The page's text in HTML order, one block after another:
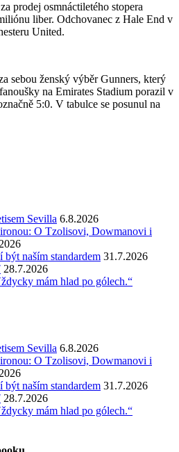
prodej osmnáctiletého stopera
liber. Odchovanec z Hale End v
United.
sebou ženský výběr Gunners, který
na Emirates Stadium porazil v
5:0. V tabulce se posunul na
Sevilla 6.8.2026
O Tzolisovi, Dowmanovi i
být naším standardem 31.7.2026
28.7.2026
mám hlad po gólech.“
Sevilla 6.8.2026
O Tzolisovi, Dowmanovi i
být naším standardem 31.7.2026
28.7.2026
mám hlad po gólech.“